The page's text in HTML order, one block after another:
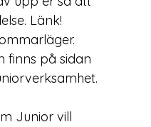
Länk!
finns på sidan
Junior vill